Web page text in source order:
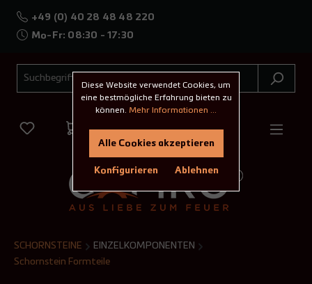
+49 (0) 40 28 48 48 220
Mo-Fr: 08:30 - 17:30
SCHORNSTEINE
EINZELKOMPONENTEN
Schornstein Formteile
Diese Website verwendet Cookies, um
eine bestmögliche Erfahrung bieten zu
können. Mehr Informationen ...
Ablehnen
Konfigurieren
Alle Cookies akzeptieren